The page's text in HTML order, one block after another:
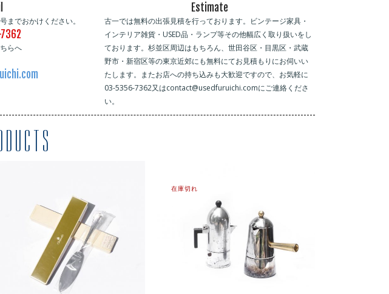
までおかけください。
らへ
Estimate
古一では無料の出張見積を行っております。ビンテージ家具・
インテリア雑貨・USED品・ランプ等その他幅広く取り扱いをし
ております。杉並区周辺はもちろん、世田谷区・目黒区・武蔵
野市・新宿区等の東京近郊にも無料にてお見積もりにお伺いい
たします。またお店への持ち込みも大歓迎ですので、お気軽に
03-5356-7362又はcontact@usedfuruichi.comにご連絡くださ
い。
在庫切れ